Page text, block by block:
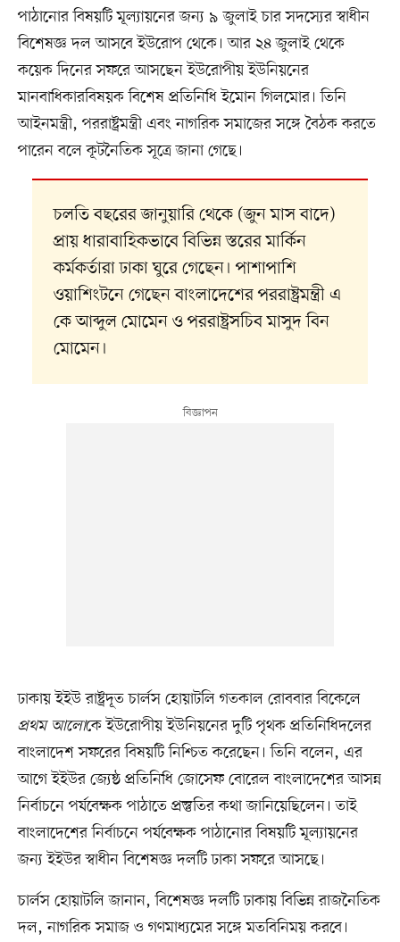
পাঠানোর বিষয়টি মূল্যায়নের জন্য ৯ জুলাই চার সদস্যের স্বাধীন
বিশেষজ্ঞ দল আসবে ইউরোপ থেকে। আর ২৪ জুলাই থেকে
কয়েক দিনের সফরে আসছেন ইউরোপীয় ইউনিয়নের
মানবাধিকারবিষয়ক বিশেষ প্রতিনিধি ইমোন গিলমোর। তিনি
আইনমন্ত্রী, পররাষ্ট্রমন্ত্রী এবং নাগরিক সমাজের সঙ্গে বৈঠক করতে
পারেন বলে কূটনৈতিক সূত্রে জানা গেছে।
চলতি বছরের জানুয়ারি থেকে (জুন মাস বাদে)
প্রায় ধারাবাহিকভাবে বিভিন্ন স্তরের মার্কিন
কর্মকর্তারা ঢাকা ঘুরে গেছেন। পাশাপাশি
ওয়াশিংটনে গেছেন বাংলাদেশের পররাষ্ট্রমন্ত্রী এ
কে আব্দুল মোমেন ও পররাষ্ট্রসচিব মাসুদ বিন
মোমেন।
ঢাকায় ইইউ রাষ্ট্রদূত চার্লস হোয়াটলি গতকাল রোববার বিকেলে
প্রথম আলোকে ইউরোপীয় ইউনিয়নের দুটি পৃথক প্রতিনিধিদলের
বাংলাদেশ সফরের বিষয়টি নিশ্চিত করেছেন। তিনি বলেন, এর
আগে ইইউর জ্যেষ্ঠ প্রতিনিধি জোসেফ বোরেল বাংলাদেশের আসন্ন
নির্বাচনে পর্যবেক্ষক পাঠাতে প্রস্তুতির কথা জানিয়েছিলেন। তাই
বাংলাদেশের নির্বাচনে পর্যবেক্ষক পাঠানোর বিষয়টি মূল্যায়নের
জন্য ইইউর স্বাধীন বিশেষজ্ঞ দলটি ঢাকা সফরে আসছে।
চার্লস হোয়াটলি জানান, বিশেষজ্ঞ দলটি ঢাকায় বিভিন্ন রাজনৈতিক
দল, নাগরিক সমাজ ও গণমাধ্যমের সঙ্গে মতবিনিময় করবে।